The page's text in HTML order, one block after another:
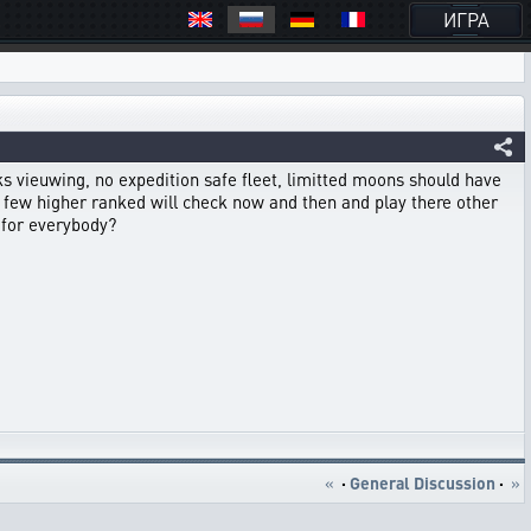
ИГРА
vieuwing, no expedition safe fleet, limitted moons should have
higher ranked will check now and then and play there other
everybody?
« · General Discussion · »